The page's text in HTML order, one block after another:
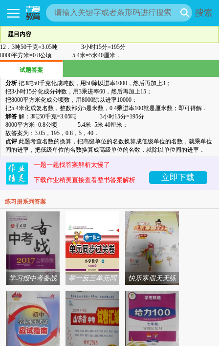
搜索
题目内容
12．3吨50千克=3.05吨 3小时15分=195分
8000平方米=0.8公顷 5.4米=5米40厘米．
试题答案
分析把3吨50千克化成吨数，用50除以进率1000，然后再加上3；
把3小时15分化成分钟数，用3乘进率60，然后再加上15；
把8000平方米化成公顷数，用8000除以进率10000；
把5.4米化成复名数，整数部分5是米数，0.4乘进率100就是厘米数；即可得解．
解答 解：3吨50千克=3.05吨 3小时15分=195分
8000平方米=0.8公顷 5.4米=5米 40厘米；
故答案为：3.05，195，0.8，5，40．
点评 此题考查名数的换算，把高级单位的名数换算成低级单位的名数，就乘单位
间的进率，把低级单位的名数换算成高级单位的名数，就除以单位间的进率．
一题一题找答案解析太慢了
下载作业精灵直接查看整书答案解析 立即下载
练习册系列答案
学习报中考备战
系列答案
举一反三单元同
步过关卷系列答
快乐寒假天天练
系列答案